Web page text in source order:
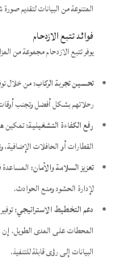
المتنوعة من البيانات لتقديم
فوائد تتبع الازدحام
يوفر تتبع الازدحام مجموعة من
تحسين تجربة الركاب:من خلال
رحلاتهم بشكل أفضل وتجنب
رفع الكفاءة التشغيلية:تمكين
القطارات أو الحافلات
تعزيز السلامة والأمان:المساعدة
لإدارة الحشود ومنع الحوادث.
دعم التخطيط الاستراتيجي:
المحطات على المدى الطويل. إن
البيانات إلى رؤى قابلة للتنفيذ.